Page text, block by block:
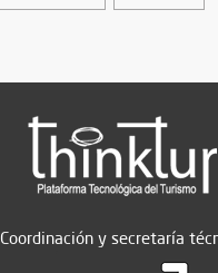
Coordinación y secretaría